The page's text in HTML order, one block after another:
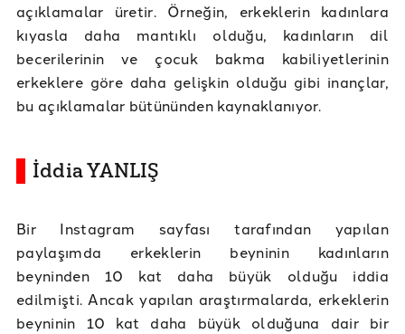
açıklamalar üretir. Örneğin, erkeklerin kadınlara
kıyasla daha mantıklı olduğu, kadınların dil
becerilerinin ve çocuk bakma kabiliyetlerinin
erkeklere göre daha gelişkin olduğu gibi inançlar,
bu açıklamalar bütününden kaynaklanıyor.
İddia YANLIŞ
Bir Instagram sayfası tarafından yapılan
paylaşımda erkeklerin beyninin kadınların
beyninden 10 kat daha büyük olduğu iddia
edilmişti. Ancak yapılan araştırmalarda, erkeklerin
beyninin 10 kat daha büyük olduğuna dair bir